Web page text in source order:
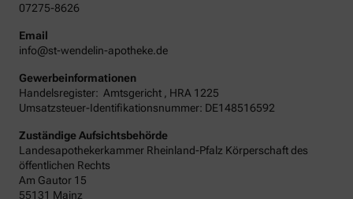
07275-8626
Email
info@st-wendelin-apotheke.de
Gewerbeinformationen
Handelsregister: Amtsgericht HRA 1225
Umsatzsteuer-Identifikationsnummer: DE148516592
Zuständige Aufsichtsbehörde
Landesapothekerkammer Rheinland-Pfalz Körperschaft des
öffentlichen Rechts
Am Gautor 15
55131 Mainz